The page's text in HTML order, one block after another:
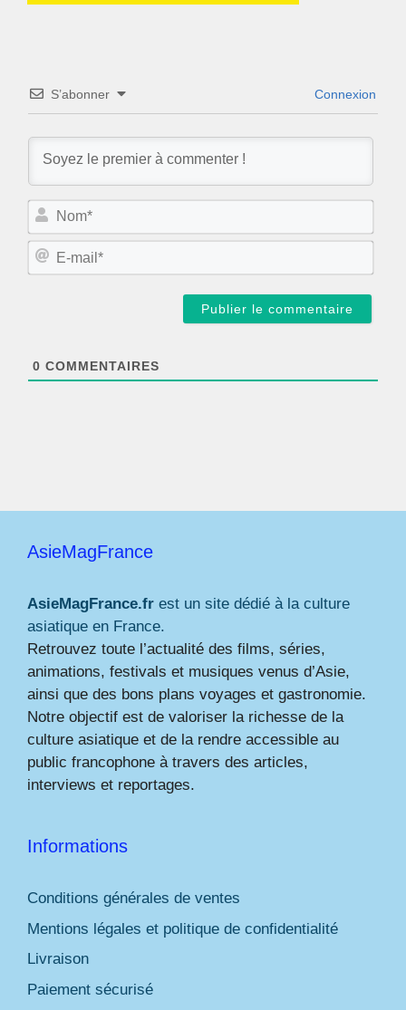
S’abonner Connexion
N
m
E
0 COMMENTAIRES
AsieMagFrance
AsieMagFrance.fr est un site dédié à la culture
asiatique en France.
Retrouvez toute l’actualité des films, séries,
animations, festivals et musiques venus d’Asie,
ainsi que des bons plans voyages et gastronomie.
Notre objectif est de valoriser la richesse de la
culture asiatique et de la rendre accessible au
public francophone à travers des articles,
interviews et reportages.
Informations
Conditions générales de ventes
Mentions légales et politique de confidentialité
Livraison
Paiement sécurisé